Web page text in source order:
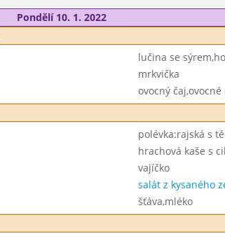
Pondělí 10. 1. 2022
lučina se
mrkvička
ovocný čaj,ovocné
polévka:rajská s
hrachová kaše s
vajíčko
salát z kysaného
šťáva,mléko